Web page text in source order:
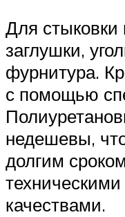
Для стыковки
заглушки,
фурнитура.
с помощью
недешевы,
долгим
качествами.